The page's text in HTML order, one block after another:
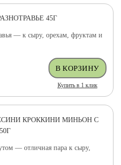
45Г
— к сыру, орехам, фруктам и
Купить в 1 клик
КРОККИНИ МИНЬОН С
— отличная пара к сыру,